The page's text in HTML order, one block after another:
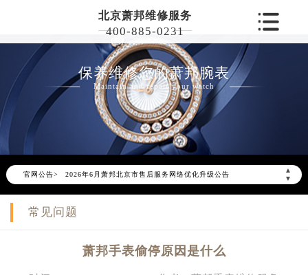
北京萧邦维修服务
400-885-0231
保养维修您的萧邦腕表
Maintain and repair your watch
官网公告>
▲
▼
2026年6月萧邦北京市售后服务网络优化升级公告
2026年6月北京市萧邦官方售后客户服务热线：400-885-0231
2026年6月萧邦售后服务中心最新网点地址：
常见问题
萧邦手表偷停原因是什么